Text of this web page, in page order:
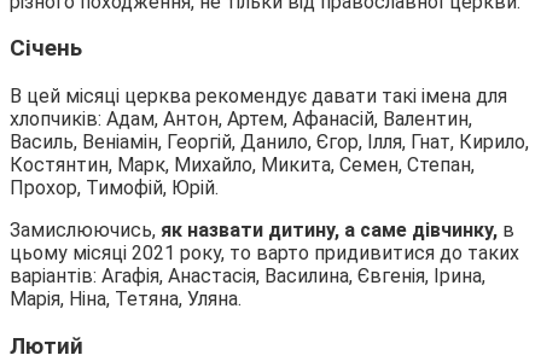
Січень
В цей місяці церква рекомендує давати такі імена для
хлопчиків: Адам, Антон, Артем, Афанасій, Валентин,
Василь, Веніамін, Георгій, Данило, Єгор, Ілля, Гнат, Кирило,
Костянтин, Марк, Михайло, Микита, Семен, Степан,
Прохор, Тимофій, Юрій.
Замислюючись, як назвати дитину, а саме дівчинку, в
цьому місяці 2021 року, то варто придивитися до таких
варіантів: Агафія, Анастасія, Василина, Євгенія, Ірина,
Марія, Ніна, Тетяна, Уляна.
Лютий